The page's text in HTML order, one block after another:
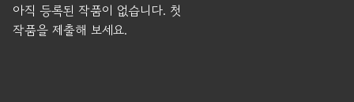
아직 등록된 작품이 없습니다. 첫
작품을 제출해 보세요.